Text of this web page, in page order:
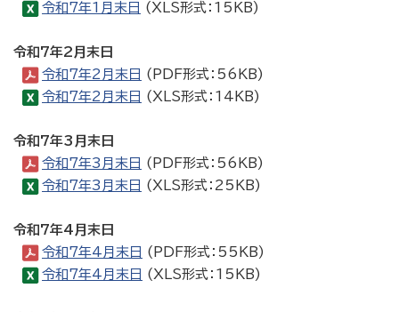
令和7年1月末日 (XLS形式：15KB)
令和7年2月末日
令和7年2月末日 (PDF形式：56KB)
令和7年2月末日 (XLS形式：14KB)
令和7年3月末日
令和7年3月末日 (PDF形式：56KB)
令和7年3月末日 (XLS形式：25KB)
令和7年4月末日
令和7年4月末日 (PDF形式：55KB)
令和7年4月末日 (XLS形式：15KB)